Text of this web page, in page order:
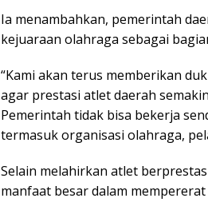
Ia menambahkan, pemerintah
kejuaraan olahraga sebagai
“Kami akan terus memberikan
agar prestasi atlet daerah
Pemerintah tidak bisa bekerja
termasuk organisasi olahraga,
Selain melahirkan atlet
manfaat besar dalam